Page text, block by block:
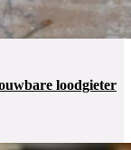
loodgieter